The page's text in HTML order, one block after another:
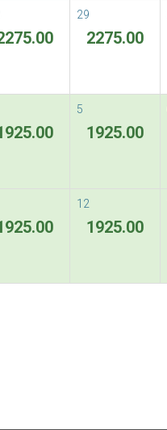
29
2275.00
5
1925.00
12
1925.00